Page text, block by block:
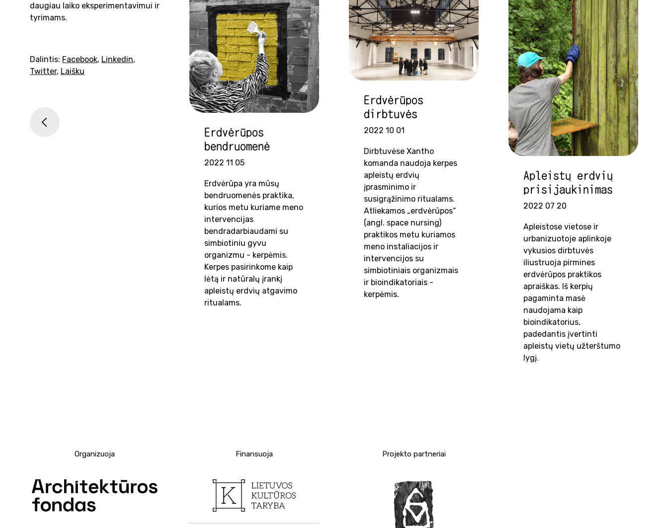
daugiau laiko eksperimentavimui ir
tyrimams.
Dalintis: Facebook, Linkedin,
Twitter, Laišku
<
Erdvėrūpos
bendruomenė
2022 11 05
Erdvėrūpa yra mūsų
bendruomenės praktika,
kurios metu kuriame meno
intervencijas
bendradarbiaudami su
simbiotiniu gyvu
organizmu - kerpėmis.
Kerpes pasirinkome kaip
lėtą ir natūralų įrankį
apleistų erdvių atgavimo
ritualams.
Erdvėrūpos
dirbtuvės
2022 10 01
Dirbtuvėse Xantho
komanda naudoja kerpes
apleistų erdvių
įprasminimo ir
susigrąžinimo ritualams.
Atliekamos „erdvėrūpos“
(angl. space nursing)
praktikos metu kuriamos
meno instaliacijos ir
intervencijos su
simbiotiniais organizmais
ir bioindikatoriais -
kerpėmis.
Apleistų erdvių
prisijaukinimas
2022 07 20
Apleistose vietose ir
urbanizuotoje aplinkoje
vykusios dirbtuvės
iliustruoja pirmines
erdvėrūpos praktikos
apraiškas. Iš kerpių
pagaminta masė
naudojama kaip
bioindikatorius,
padedantis įvertinti
apleistų vietų užterštumo
lygį.
Organizuoja Finansuoja Projekto partneriai